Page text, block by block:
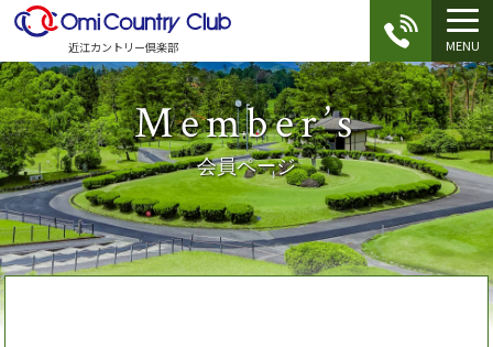
近江カントリー倶楽部 MENU
Member’s
会員ページ